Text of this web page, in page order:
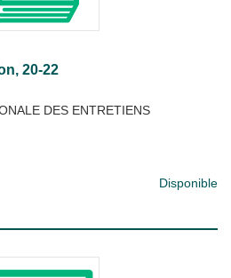
20-22
DES ENTRETIENS
Disponible